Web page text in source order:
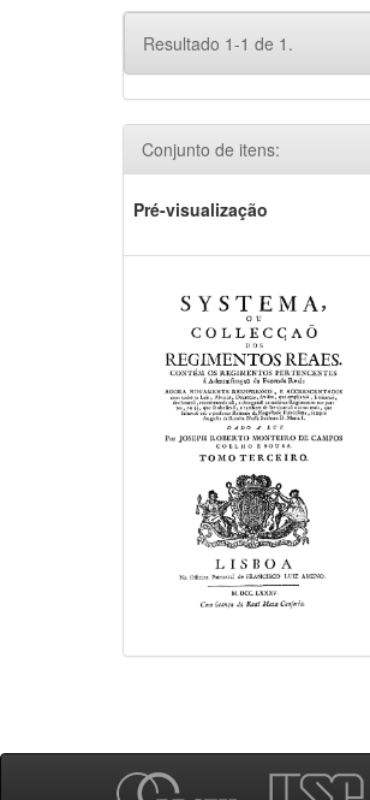
Resultado 1-1 de 1.
Conjunto de itens:
Pré-visualização